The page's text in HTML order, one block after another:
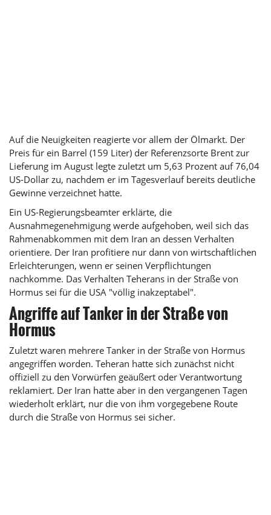
Auf die Neuigkeiten reagierte vor allem der Ölmarkt. Der
Preis für ein Barrel (159 Liter) der Referenzsorte Brent zur
Lieferung im August legte zuletzt um 5,63 Prozent auf 76,04
US-Dollar zu, nachdem er im Tagesverlauf bereits deutliche
Gewinne verzeichnet hatte.
Ein US-Regierungsbeamter erklärte, die
Ausnahmegenehmigung werde aufgehoben, weil sich das
Rahmenabkommen mit dem Iran an dessen Verhalten
orientiere. Der Iran profitiere nur dann von wirtschaftlichen
Erleichterungen, wenn er seinen Verpflichtungen
nachkomme. Das Verhalten Teherans in der Straße von
Hormus sei für die USA "völlig inakzeptabel".
Angriffe auf Tanker in der Straße von
Hormus
Zuletzt waren mehrere Tanker in der Straße von Hormus
angegriffen worden. Teheran hatte sich zunächst nicht
offiziell zu den Vorwürfen geäußert oder Verantwortung
reklamiert. Der Iran hatte aber in den vergangenen Tagen
wiederholt erklärt, nur die von ihm vorgegebene Route
durch die Straße von Hormus sei sicher.